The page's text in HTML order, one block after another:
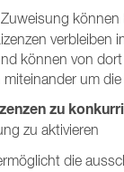
verbleiben
können von
um
zu
zu aktivieren
die